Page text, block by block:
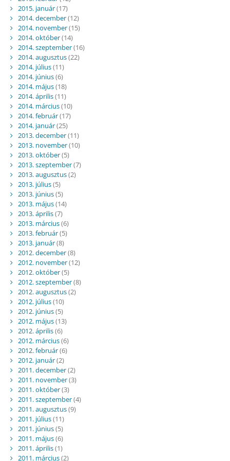
2015. január(17)
2014. december(12)
2014. november(15)
2014. október(14)
2014. szeptember(16)
2014. augusztus(22)
2014. július(11)
2014. június(6)
2014. május(18)
2014. április(11)
2014. március(10)
2014. február(17)
2014. január(25)
2013. december(11)
2013. november(10)
2013. október(5)
2013. szeptember(7)
2013. augusztus(2)
2013. július(5)
2013. június(5)
2013. május(14)
2013. április(7)
2013. március(6)
2013. február(5)
2013. január(8)
2012. december(8)
2012. november(12)
2012. október(5)
2012. szeptember(8)
2012. augusztus(2)
2012. július(10)
2012. június(5)
2012. május(13)
2012. április(6)
2012. március(6)
2012. február(6)
2012. január(2)
2011. december(2)
2011. november(3)
2011. október(3)
2011. szeptember(4)
2011. augusztus(9)
2011. július(11)
2011. június(5)
2011. május(6)
2011. április(1)
2011. március(2)